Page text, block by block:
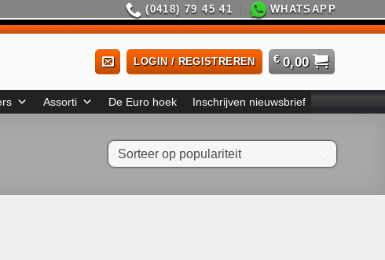
(0418) 79 45 41 WHATSAPP
LOGIN / REGISTREREN € 0,00
Assorti De Euro hoek Inschrijven nieuwsbrief